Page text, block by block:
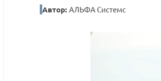
Автор: АЛЬФА Системс